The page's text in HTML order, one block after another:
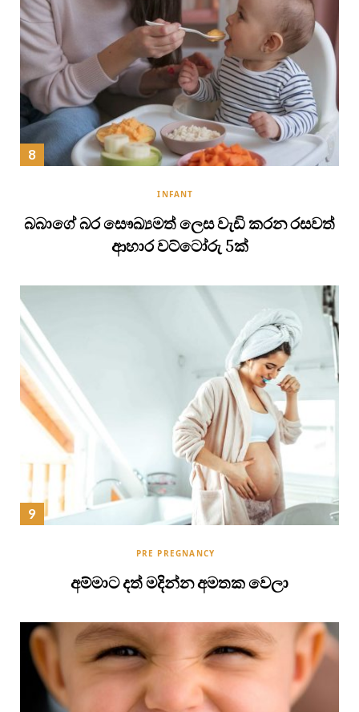
INFANT
බබාගේ බර සෞඛ්‍යමත් ලෙස වැඩි කරන රසවත්
ආහාර වට්ටෝරු 5ක්
PRE PREGNANCY
අම්මාට දත් මදින්න අමතක වෙලා